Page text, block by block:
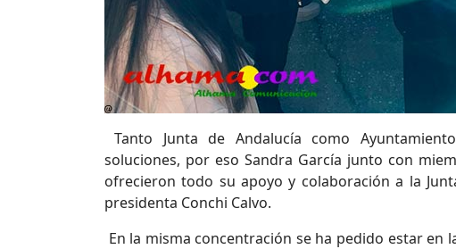
Tanto Junta de Andalucía como
soluciones, por eso Sandra García junto con
ofrecieron todo su apoyo y colaboración a la
presidenta Conchi Calvo.
En la misma concentración se ha pedido estar